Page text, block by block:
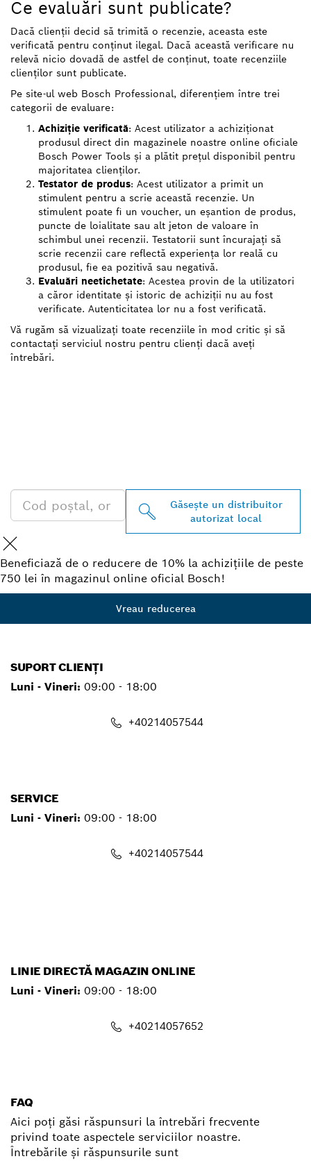
Ce evaluări sunt publicate?
Dacă clienții decid să trimită o recenzie, aceasta este
verificată pentru conținut ilegal. Dacă această verificare nu
relevă nicio dovadă de astfel de conținut, toate recenziile
clienților sunt publicate.
Pe site-ul web Bosch Professional, diferențiem între trei
categorii de evaluare:
Achiziție verificată: Acest utilizator a achiziționat
produsul direct din magazinele noastre online oficiale
Bosch Power Tools și a plătit prețul disponibil pentru
majoritatea clienților.
Testator de produs: Acest utilizator a primit un
stimulent pentru a scrie această recenzie. Un
stimulent poate fi un voucher, un eșantion de produs,
puncte de loialitate sau alt jeton de valoare în
schimbul unei recenzii. Testatorii sunt încurajați să
scrie recenzii care reflectă experiența lor reală cu
produsul, fie ea pozitivă sau negativă.
Evaluări neetichetate: Acestea provin de la utilizatori
a căror identitate și istoric de achiziții nu au fost
verificate. Autenticitatea lor nu a fost verificată.
Vă rugăm să vizualizați toate recenziile în mod critic și să
contactați serviciul nostru pentru clienți dacă aveți
întrebări.
Găseşte un distribuitor
autorizat local
Beneficiază de o reducere de 10% la achizițiile de peste
750 lei în magazinul online oficial Bosch!
Vreau reducerea
SUPORT CLIENȚI
Luni - Vineri: 09:00 - 18:00
+40214057544
SERVICE
Luni - Vineri: 09:00 - 18:00
+40214057544
LINIE DIRECTĂ MAGAZIN ONLINE
Luni - Vineri: 09:00 - 18:00
+40214057652
FAQ
Aici poți găsi răspunsuri la întrebări frecvente
privind toate aspectele serviciilor noastre.
Întrebările și răspunsurile sunt